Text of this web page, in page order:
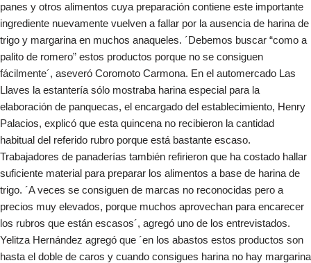
panes y otros alimentos cuya preparación contiene este importante
ingrediente nuevamente vuelven a fallar por la ausencia de harina de
trigo y margarina en muchos anaqueles. ´Debemos buscar “como a
palito de romero” estos productos porque no se consiguen
fácilmente´, aseveró Coromoto Carmona. En el automercado Las
Llaves la estantería sólo mostraba harina especial para la
elaboración de panquecas, el encargado del establecimiento, Henry
Palacios, explicó que esta quincena no recibieron la cantidad
habitual del referido rubro porque está bastante escaso.
Trabajadores de panaderías también refirieron que ha costado hallar
suficiente material para preparar los alimentos a base de harina de
trigo. ´A veces se consiguen de marcas no reconocidas pero a
precios muy elevados, porque muchos aprovechan para encarecer
los rubros que están escasos´, agregó uno de los entrevistados.
Yelitza Hernández agregó que ´en los abastos estos productos son
hasta el doble de caros y cuando consigues harina no hay margarina